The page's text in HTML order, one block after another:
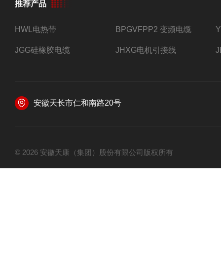
推荐产品
HWL电热带 BPGVFPP2 变频电缆
JGG硅橡胶电缆 JHXG电机引接线
安徽天长市仁和南路20号
© 2026 安徽天康（集团）股份有限公司版权所有